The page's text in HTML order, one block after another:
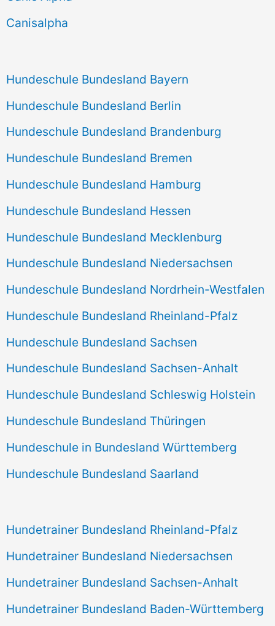
h
Canisalpha
Hundeschule Bundesland Bayern
Hundeschule Bundesland Berlin
Hundeschule Bundesland Brandenburg
Hundeschule Bundesland Bremen
Hundeschule Bundesland Hamburg
Hundeschule Bundesland Hessen
Hundeschule Bundesland Mecklenburg
Hundeschule Bundesland Niedersachsen
Hundeschule Bundesland Nordrhein-Westfalen
Hundeschule Bundesland Rheinland-Pfalz
Hundeschule Bundesland Sachsen
Hundeschule Bundesland Sachsen-Anhalt
Hundeschule Bundesland Schleswig Holstein
Hundeschule Bundesland Thüringen
Hundeschule in Bundesland Württemberg
Hundeschule Bundesland Saarland
Hundetrainer Bundesland Rheinland-Pfalz
Hundetrainer Bundesland Niedersachsen
Hundetrainer Bundesland Sachsen-Anhalt
Hundetrainer Bundesland Baden-Württemberg